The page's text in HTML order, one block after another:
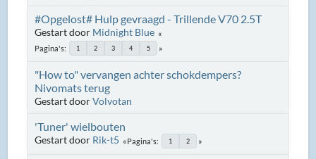
#Opgelost# Hulp gevraagd - Trillende V70 2.5T
Gestart door Midnight Blue
Pagina's 1 2 3 4 5
"How to" vervangen achter schokdempers?
Nivomats terug
Gestart doorVolvotan
'Tuner' wielbouten
Gestart door Rik-t5 Pagina's 1 2